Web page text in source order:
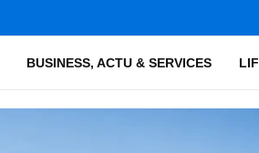
BUSINESS, ACTU & SERVICES